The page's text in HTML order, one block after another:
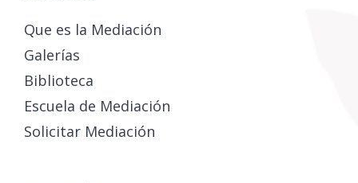
Que es la Mediación
Galerías
Biblioteca
Escuela de Mediación
Solicitar Mediación